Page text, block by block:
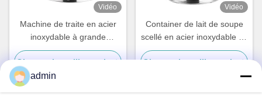
Vidéo
Machine de traite en acier
inoxydable à grande
capacité
Obtenez le meilleur prix
Vidéo
Container de lait de soupe
scellé en acier inoxydable de
grande capacité avec pinces
Obtenez le meilleur prix
admin